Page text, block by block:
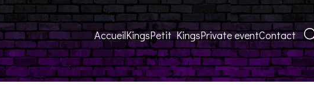
AccueilKingsPetit KingsPrivate eventContact